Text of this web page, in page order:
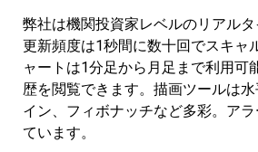
弊社は機関投資家レベルのリアルタ
更新頻度は1秒間に数十回でスキャ
ャートは1分足から月足まで利用可
歴を閲覧できます。描画ツールは
イン、フィボナッチなど多彩。ア
ています。